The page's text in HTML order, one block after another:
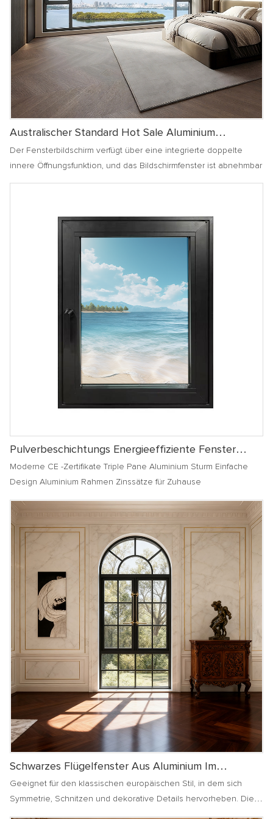
Australischer Standard Hot Sale Aluminium
Casement Fenster Energiesparende Glasschalldichte
Häuser Fenster
Der Fensterbildschirm verfügt über eine integrierte doppelte
innere Öffnungsfunktion, und das Bildschirmfenster ist abnehmbar
Pulverbeschichtungs Energieeffiziente Fenster
Schmale Rahmen Doppeltemperiertes Glas
Aluminium -Zinsfenster Und Türen
Moderne CE -Zertifikate Triple Pane Aluminium Sturm Einfache
Design Aluminium Rahmen Zinssätze für Zuhause
Schwarzes Flügelfenster Aus Aluminium Im
Modernen Französischen Stil
Geeignet für den klassischen europäischen Stil, in dem sich
Symmetrie, Schnitzen und dekorative Details hervorheben. Die